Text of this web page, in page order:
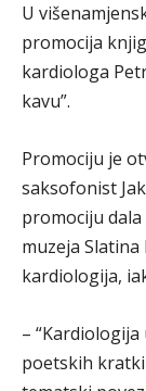
U
promocija
kardiologa
kavu”.
Promociju je
saksofonist
promociju
muzeja
kardiologija,
–
poetskih